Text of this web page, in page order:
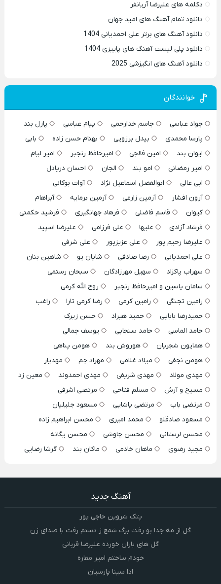
دکلمه های علیرضا آریانفر
دانلود تمام آهنگ های امید جهان
دانلود آهنگ های برتر علی احمدیانی 1404
دانلود پلی لیست آهنگ های پاییزی 1404
دانلود آهنگ های انگیزشی 2025
خوانندگان
جواد عباسی جاسم خدارحمی پیام عباسی
پازل بند
پارسا محمدی
بیدل برزویی بهنام حسن زاده
بابی
ایوان بند
امین فالجی امیرحافظ رنجبر
امیر لیام
امیر رمضانی
امو بند الجان
احسان دریادل
ابی عالی
ابوالفضل اسماعیل نژاد
آوات بوکانی
آرون افشار
آرمین زارعی آرمین برمایه
آبراهام
کیوان
قاسم فاضلی فرهاد جهانگیری
فرشید حکمتی
فرشاد آزادی
علیها علی فرزامی
علیرضا اسپید
علیرضا رحیم پور
علی عزیزپور
علی شرفی
علی احمدیانی
رضا صادقی شایان یو
شاهین بنان
سهراب پاکزاد
سهیل مهرزادگان
سبحان رستمی
سامان یاسین و امیرحافظ رنجبر
روح الله کرمی
رامین تجنگی
رامین کرمی رضا کرمی تارا
راغب
حمیدرضا بابایی
حمید هیراد
حسن زیرک
حامد الماسی
حامد سنجابی
یوسف جمالی
همایون شجریان
هوروش بند
هومن پناهی
هومن نجفی
میلاد غلامی مهراد جم
مهدیار
مهدی مولاد
مهدی شریفی مهدی احمدوند
معین زد
مسیح و آرش
مسلم فتاحی
مرتضی اشرفی
مرتضی باب
مرتضی پاشایی
مسعود جلیلیان
مسعود صادقلو
محمد امیری
محسن ابراهیم زاده
محسن لرستانی
محسن چاوشی
محسن یگانه
مجید رضوی
ماهان خادمی ماکان بند گرشا رضایی
آهنگ جدید
پتک شروین حاجی پور
گل از مه جدا بو رفت برگ شمع ز دستم رفت با صدای زن
گل های باران خورده علیرضا قربانی
خودم ساختم امیر مقاره
ادا سینا پارسیان